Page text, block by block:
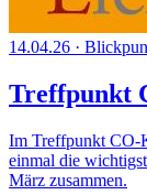
14.04.26 ·
Treffpunkt
Im Treffpunkt CO-
einmal die
März zusammen.